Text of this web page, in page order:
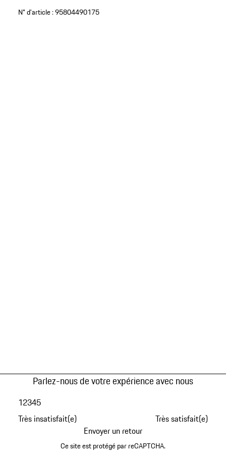
N° d'article :95804490175
Parlez-nous de votre expérience avec nous
Très insatisfait(e)
12345
Très satisfait(e)
Envoyer un retour
Ce site est protégé par reCAPTCHA.